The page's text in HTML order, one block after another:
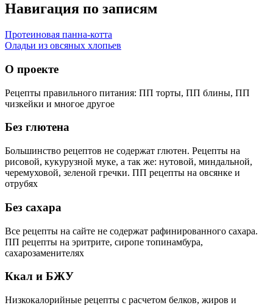
Навигация по записям
Протеиновая панна-котта
Оладьи из овсяных хлопьев
О проекте
Рецепты правильного питания: ПП торты, ПП блины, ПП
чизкейки и многое другое
Без глютена
Большинство рецептов не содержат глютен. Рецепты на
рисовой, кукурузной муке, а так же: нутовой, миндальной,
черемуховой, зеленой гречки. ПП рецепты на овсянке и
отрубях
Без сахара
Все рецепты на сайте не содержат рафинированного сахара.
ПП рецепты на эритрите, сиропе топинамбура,
сахарозаменителях
Ккал и БЖУ
Низкокалорийные рецепты с расчетом белков, жиров и